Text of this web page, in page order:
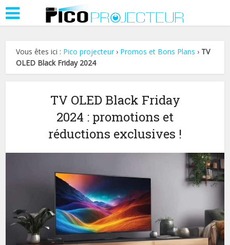
Vous êtes ici : Pico projecteur› Promos et Bons Plans › TV
OLED Black Friday 2024
TV OLED Black Friday
2024 : promotions et
réductions exclusives !